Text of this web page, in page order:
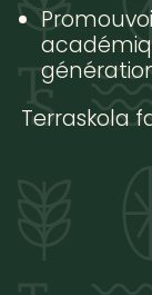
Terraskola